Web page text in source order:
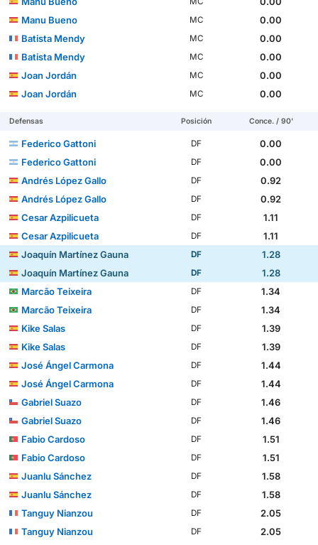
Manu Bueno
MC
0.00
Batista Mendy
MC
0.00
Batista Mendy
MC
0.00
Joan Jordán
MC
0.00
Joan Jordán
MC 0.00
Defensas Posición Conce. / 90'
Federico Gattoni DF
0.00
Federico Gattoni
DF
0.00
Andrés López Gallo
DF
0.92
Andrés López Gallo
DF
0.92
Cesar Azpilicueta
DF
1.11
Cesar Azpilicueta
DF
1.11
Joaquín Martínez Gauna
DF
1.28
Joaquín Martínez Gauna
DF
1.28
Marcão Teixeira
DF
1.34
Marcão Teixeira
DF
1.34
Kike Salas
DF
1.39
Kike Salas
DF
1.39
José Ángel Carmona
DF
1.44
José Ángel Carmona
DF
1.44
Gabriel Suazo
DF
1.46
Gabriel Suazo
DF
1.46
Fabio Cardoso
DF
1.51
Fabio Cardoso
DF
1.51
Juanlu Sánchez
DF
1.58
Juanlu Sánchez
DF
1.58
Tanguy Nianzou
DF
2.05
Tanguy Nianzou
DF
2.05